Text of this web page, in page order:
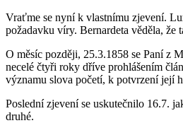
Vraťme se nyní k vlastnímu zjevení.
požadavku víry. Bernardeta věděla, že
O měsíc později, 25.3.1858 se Paní z
necelé čtyři roky dříve prohlášením
významu slova početí, k potvrzení její
Poslední zjevení se uskutečnilo 16.7.
druhé.